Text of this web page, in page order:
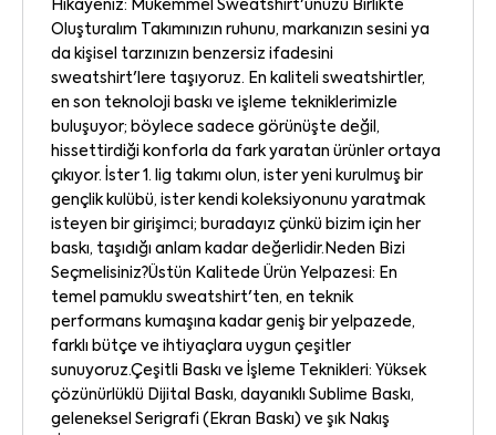
Hikayeniz: Mükemmel Sweatshirt'ünüzü Birlikte
Oluşturalım Takımınızın ruhunu, markanızın sesini ya
da kişisel tarzınızın benzersiz ifadesini
sweatshirt'lere taşıyoruz. En kaliteli sweatshirtler,
en son teknoloji baskı ve işleme tekniklerimizle
buluşuyor; böylece sadece görünüşte değil,
hissettirdiği konforla da fark yaratan ürünler ortaya
çıkıyor. İster 1. lig takımı olun, ister yeni kurulmuş bir
gençlik kulübü, ister kendi koleksiyonunu yaratmak
isteyen bir girişimci; buradayız çünkü bizim için her
baskı, taşıdığı anlam kadar değerlidir.Neden Bizi
Seçmelisiniz?Üstün Kalitede Ürün Yelpazesi: En
temel pamuklu sweatshirt'ten, en teknik
performans kumaşına kadar geniş bir yelpazede,
farklı bütçe ve ihtiyaçlara uygun çeşitler
sunuyoruz.Çeşitli Baskı ve İşleme Teknikleri: Yüksek
çözünürlüklü Dijital Baskı, dayanıklı Sublime Baskı,
geleneksel Serigrafi (Ekran Baskı) ve şık Nakış